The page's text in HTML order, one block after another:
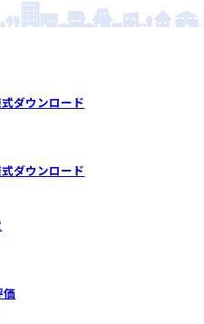
ダウンロード
ダウンロード
価